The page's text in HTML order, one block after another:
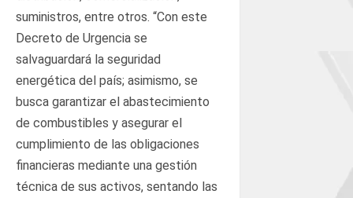
suministros, entre otros. “Con este
Decreto de Urgencia se
salvaguardará la seguridad
energética del país; asimismo, se
busca garantizar el abastecimiento
de combustibles y asegurar el
cumplimiento de las obligaciones
financieras mediante una gestión
técnica de sus activos, sentando las